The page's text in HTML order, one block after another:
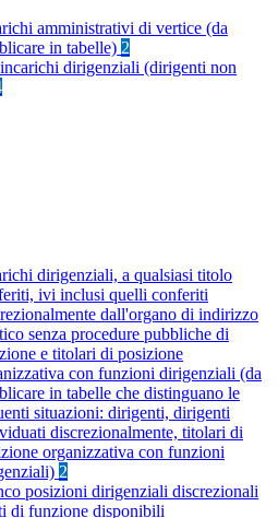
amministrativi di vertice (da
in tabelle) 2
dirigenziali (dirigenti non
dirigenziali, a qualsiasi titolo
ivi inclusi quelli conferiti
dall'organo di indirizzo
senza procedure pubbliche di
e titolari di posizione
con funzioni dirigenziali (da
in tabelle che distinguano le
situazioni: dirigenti, dirigenti
discrezionalmente, titolari di
organizzativa con funzioni
2
posizioni dirigenziali discrezionali
di funzione disponibili